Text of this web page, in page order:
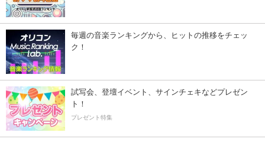
毎週の音楽ランキングから、ヒットの推移をチェッ
ク！
試写会、登壇イベント、サインチェキなどプレゼン
ト！
プレゼント特集